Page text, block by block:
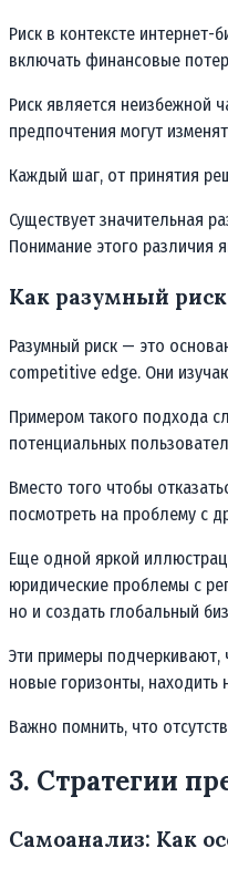
Риск в контексте
включать финансовые
Риск является неизбежной
предпочтения могут
Каждый шаг, от принятия
Существует значительная
Понимание этого различия
Как разумный
Разумный риск — это
competitive edge. Они
Примером такого подхода
потенциальных
Вместо того чтобы
посмотреть на проблему с
Еще одной яркой
юридические проблемы с
но и создать глобальный
Эти примеры подчеркивают,
новые горизонты, находить
Важно помнить, что
3. Стратегии
Самоанализ: Как